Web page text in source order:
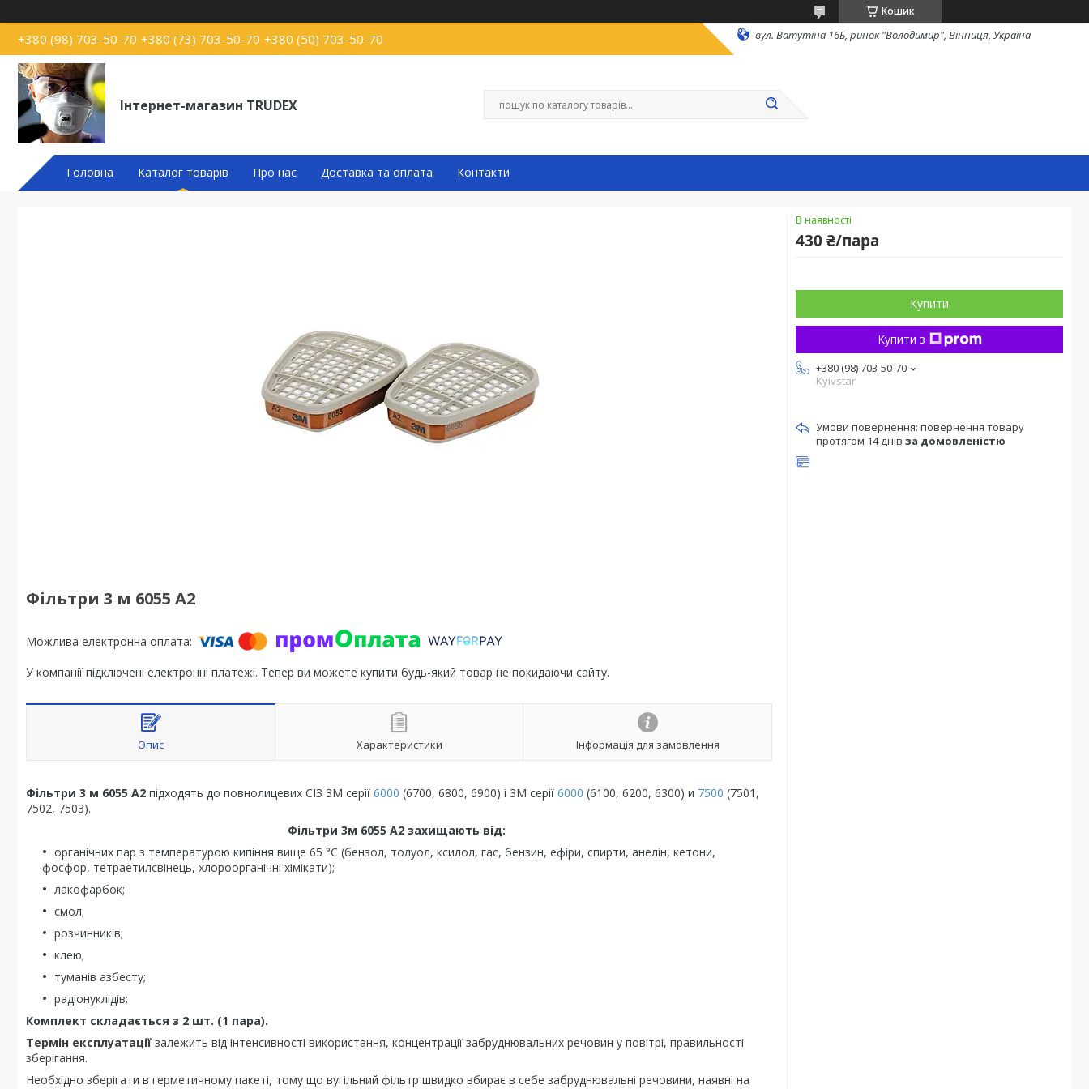
Кошик
+380 (98) 703-50-70 +380 (73) 703-50-70 +380 (50) 703-50-70 вул. Ватутіна 16Б, ринок "Володимир", Вінниця, Україна
Інтернет-магазин TRUDEX
Головна Каталог товарів Про нас Доставка та оплата Контакти
Фільтри 3 м 6055 А2
У компанії підключені електронні платежі. Тепер ви можете купити будь-який товар не покидаючи сайту.
Опис Характеристики Інформація для замовлення
Фільтри 3 м 6055 А2 підходять до повнолицевих СІЗ 3М серії 6000 (6700, 6800, 6900) і 3М серії 6000 (6100, 6200, 6300) и 7500 (7501,
7502, 7503).
Фільтри 3м 6055 А2 захищають від:
органічних пар з температурою кипіння вище 65 °C (бензол, толуол, ксилол, гас, бензин, ефіри, спирти, анелін, кетони,
фосфор, тетраетилсвінець, хлороорганічні хімікати);
лакофарбок;
смол;
розчинників;
клею;
туманів азбесту;
радіонуклідів;
Комплект складається з 2 шт. (1 пара).
Термін експлуатації залежить від інтенсивності використання, концентрації забруднювальних речовин у повітрі, правильності
зберігання.
Необхідно зберігати в герметичному пакеті, тому що вугільний фільтр швидко вбирає в себе забруднювальні речовини, наявні на
В наявності
430 ₴/пара
Купити
Купити з
+380 (98) 703-50-70
Kyivstar
повернення товару
протягом 14 днів за домовленістю